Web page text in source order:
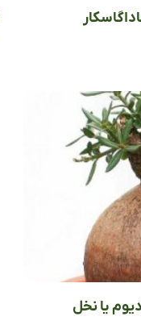
یا نخل